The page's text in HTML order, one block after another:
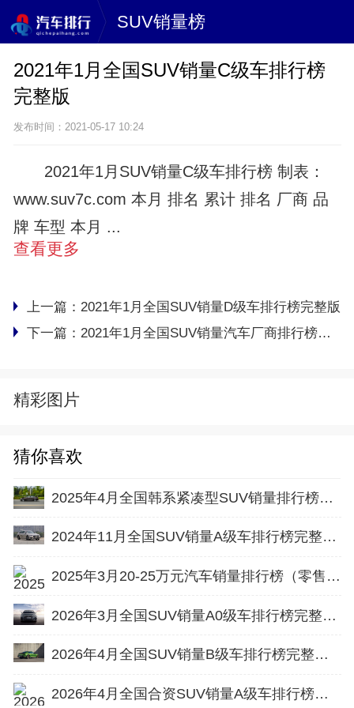
SUV销量榜
2021年1月全国SUV销量C级车排行榜
完整版
发布时间：2021-05-17 10:24
2021年1月SUV销量C级车排行榜 制表：
www.suv7c.com 本月 排名 累计 排名 厂商 品
牌 车型 本月 ...
查看更多
上一篇： 2021年1月全国SUV销量D级车排行榜完整版
下一篇： 2021年1月全国SUV销量汽车厂商排行榜完整版
精彩图片
猜你喜欢
2025年4月全国韩系紧凑型SUV销量排行榜完整版
2024年11月全国SUV销量A级车排行榜完整版(零售量
2025年3月20-25万元汽车销量排行榜（零售量）
2026年3月全国SUV销量A0级车排行榜完整版(批发量
2026年4月全国SUV销量B级车排行榜完整版(批发量
2026年4月全国合资SUV销量A级车排行榜完整版(批发量